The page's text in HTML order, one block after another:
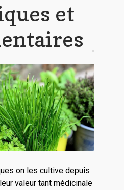
et
on les cultive depuis
valeur tant médicinale